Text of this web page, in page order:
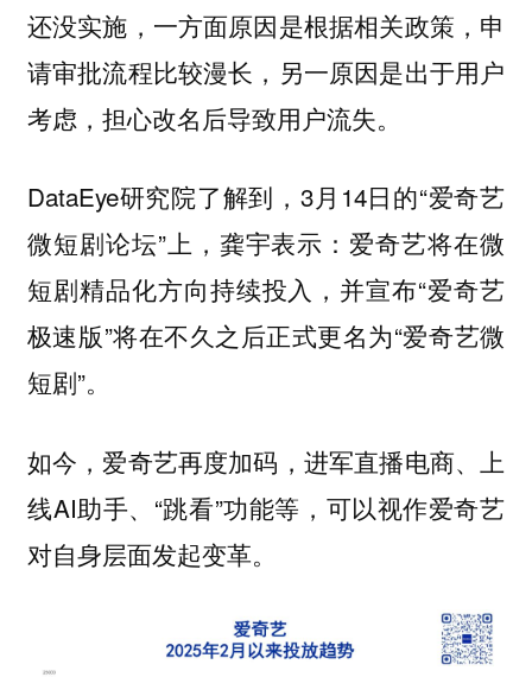
还没实施，一方面原因是根据相关政策，申
请审批流程比较漫长，另一原因是出于用户
考虑，担心改名后导致用户流失。
DataEye研究院了解到，3月14日的“爱奇艺
微短剧论坛”上，龚宇表示：爱奇艺将在微
短剧精品化方向持续投入，并宣布“爱奇艺
极速版”将在不久之后正式更名为“爱奇艺微
短剧”。
如今，爱奇艺再度加码，进军直播电商、上
线AI助手、“跳看”功能等，可以视作爱奇艺
对自身层面发起变革。